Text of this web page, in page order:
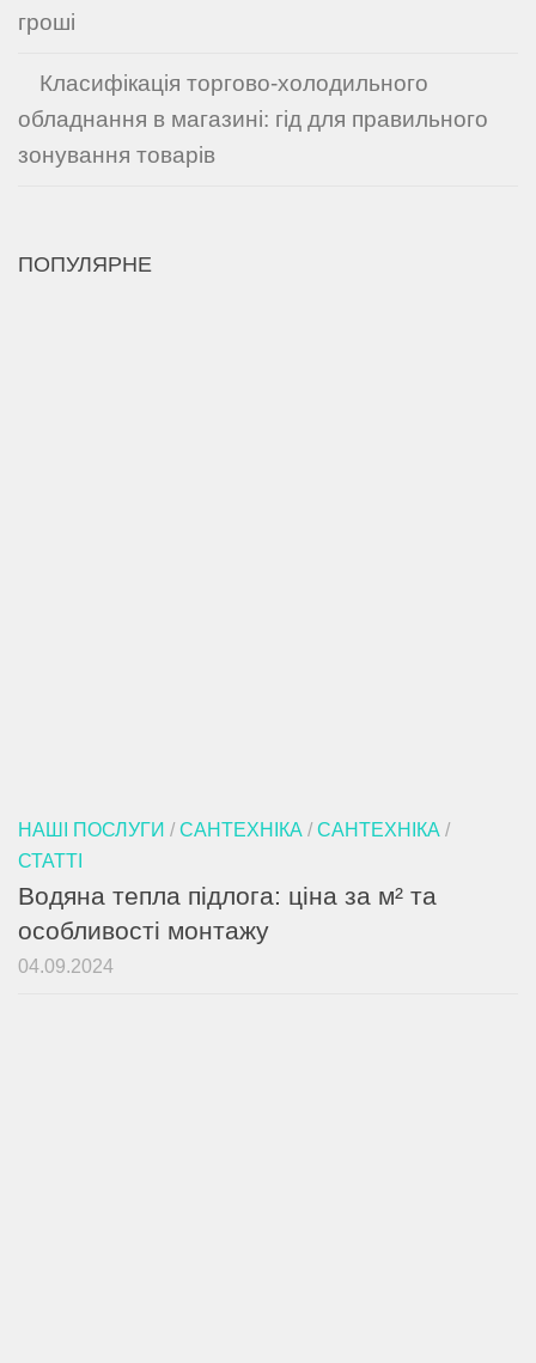
гроші
Класифікація торгово-холодильного
обладнання в магазині: гід для правильного
зонування товарів
ПОПУЛЯРНЕ
НАШІ ПОСЛУГИ / САНТЕХНІКА / САНТЕХНІКА /
СТАТТІ
Водяна тепла підлога: ціна за м² та
особливості монтажу
04.09.2024